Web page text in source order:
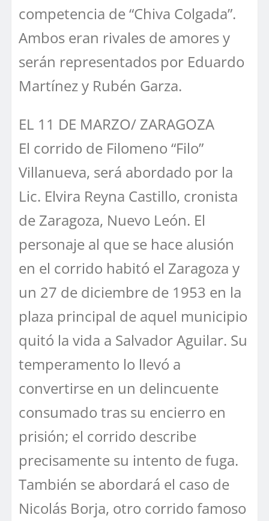
competencia de “Chiva Colgada”.
Ambos eran rivales de amores y
serán representados por Eduardo
Martínez y Rubén Garza.
EL 11 DE MARZO/ ZARAGOZA
El corrido de Filomeno “Filo”
Villanueva, será abordado por la
Lic. Elvira Reyna Castillo, cronista
de Zaragoza, Nuevo León. El
personaje al que se hace alusión
en el corrido habitó el Zaragoza y
un 27 de diciembre de 1953 en la
plaza principal de aquel municipio
quitó la vida a Salvador Aguilar. Su
temperamento lo llevó a
convertirse en un delincuente
consumado tras su encierro en
prisión; el corrido describe
precisamente su intento de fuga.
También se abordará el caso de
Nicolás Borja, otro corrido famoso